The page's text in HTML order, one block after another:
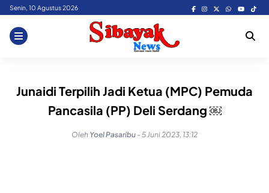
Skip
content
Senin, 10 Agustus 2026
Junaidi Terpilih Jadi Ketua (MPC) Pemuda
Pancasila (PP) Deli Serdang ￼
Oleh Yoel Pasaribu - 5 Juni 2023, 13:12